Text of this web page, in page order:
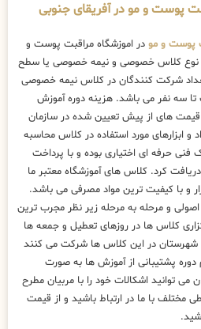
پوست و مو در آفریقای جنوبی
پوست و مو در اموزشگاه مراقبت پوست و
به نوع کلاس خصوصی و نیمه خصوصی یا سطح
شرکت کنندگان در کلاس نیمه خصوصی
نفر می باشد. هزینه دوره آموزش
های از پیش تعیین شده در سازمان
ابزارهای مورد استفاده در کلاس محاسبه
حرفه ای اختیاری بوده و با پرداخت
کرد. کلاس های آموزشگاه معتبر ما
و با کیفیت ترین مواد مصرفی می باشد.
و مرحله به مرحله زیر نظر مجرب ترین
کلاس ها در روزهای تعطیل و جمعه ها
شهرستان در این کلاس ها شرکت می کنند
دوره پشتیبانی از آموزش ها به صورت
می توانید اشکالات خود را با مربیان مطرح
مختلف با ما در ارتباط باشید و از قیمت